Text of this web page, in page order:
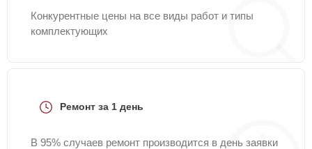
Конкурентные цены на все виды работ и типы
комплектующих
Ремонт за 1 день
В 95% случаев ремонт производится в день заявки